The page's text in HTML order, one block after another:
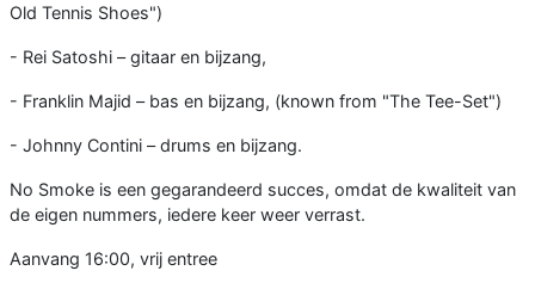
Old Tennis Shoes")
- Rei Satoshi – gitaar en bijzang,
- Franklin Majid – bas en bijzang, (known from "The Tee-Set")
- Johnny Contini – drums en bijzang.
No Smoke is een gegarandeerd succes, omdat de kwaliteit van
de eigen nummers, iedere keer weer verrast.
Aanvang 16:00, vrij entree